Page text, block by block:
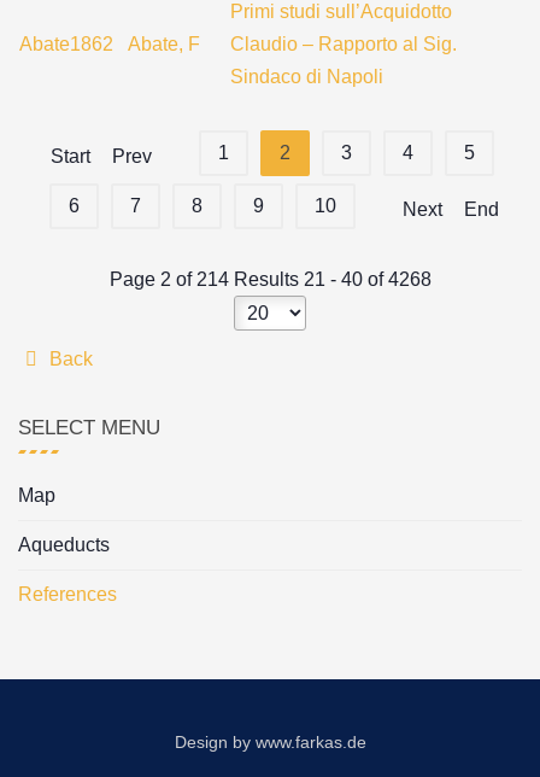
Abate1862 Abate, F
Primi studi sull’Acquidotto
Claudio – Rapporto al Sig.
Sindaco di Napoli
Start Prev 1 2 3 4 5
6 7 8 9 10 Next End
Page 2 of 214 Results 21 - 40 of 4268
Back
SELECT MENU
Map
Aqueducts
References
Design by www.farkas.de